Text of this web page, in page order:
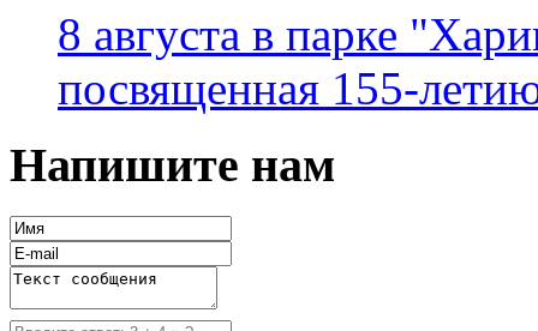
8 августа в парке
посвященная 155-
Напишите нам